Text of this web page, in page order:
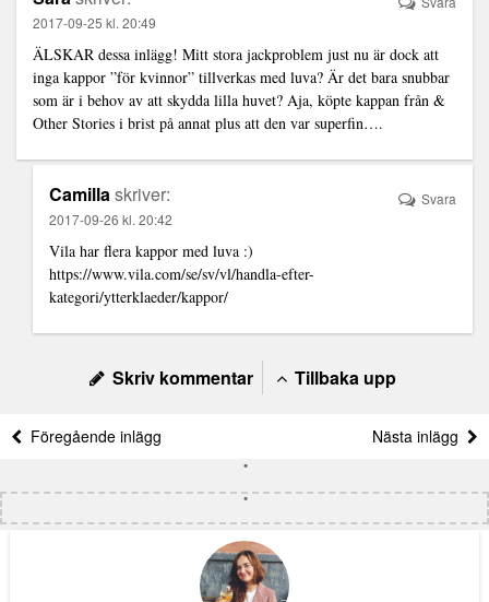
2017-09-25 kl. 20:49
ÄLSKAR dessa inlägg! Mitt stora jackproblem just nu är dock att
inga kappor ”för kvinnor” tillverkas med luva? Är det bara snubbar
som är i behov av att skydda lilla huvet? Aja, köpte kappan från &
Other Stories i brist på annat plus att den var superfin….
Camillaskriver:
2017-09-26 kl. 20:42
Vila har flera kappor med luva :)
https://www.vila.com/se/sv/vl/handla-efter-
kategori/ytterklaeder/kappor/
Svara
Skriv kommentar Tillbaka upp
Föregående inlägg Nästa inlägg